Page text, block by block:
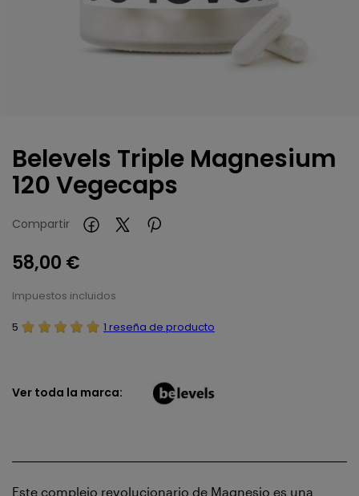
Belevels Triple Magnesium
120 Vegecaps
Compartir
58,00 €
Impuestos incluidos
5 1 reseña de producto
Ver toda la marca:
Este complejo revolucionario de Magnesio es una